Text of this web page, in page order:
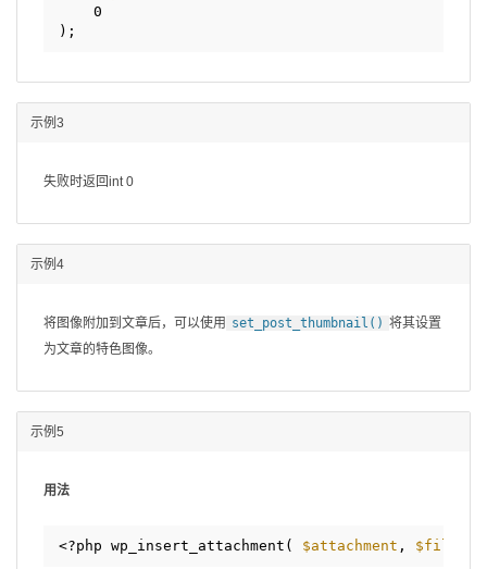
0
);
示例3
失败时返回int 0
示例4
将图像附加到文章后，可以使用 set_post_thumbnail() 将其设置
为文章的特色图像。
示例5
用法
<?php wp_insert_attachment( $attachment ,